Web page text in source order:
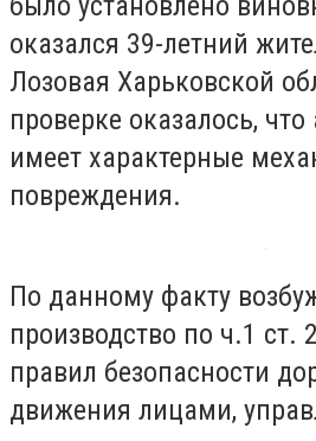
оказался 39-летний
Лозовая Харьковской
проверке оказалось,
имеет характерные
повреждения.
По данному факту
производство по ч.1 ст.
правил безопасности
движения лицами,